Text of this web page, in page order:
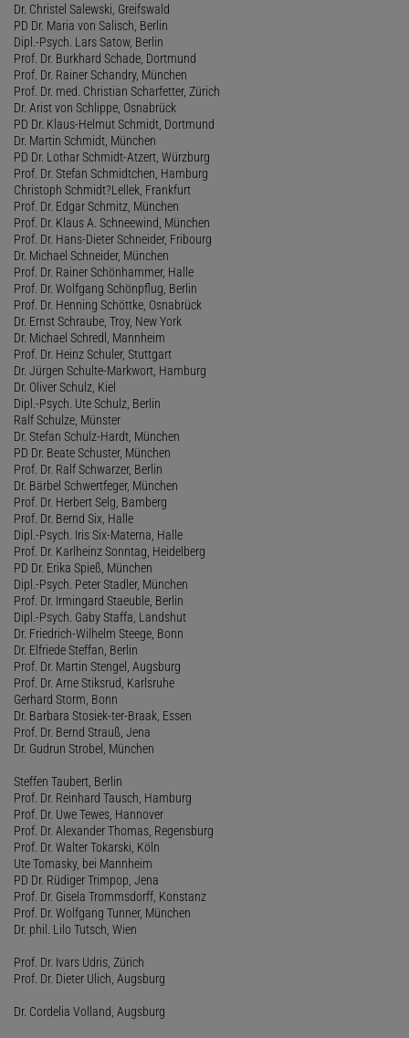
Dr. Christel Salewski, Greifswald
PD Dr. Maria von Salisch, Berlin
Dipl.-Psych. Lars Satow, Berlin
Prof. Dr. Burkhard Schade, Dortmund
Prof. Dr. Rainer Schandry, München
Prof. Dr. med. Christian Scharfetter, Zürich
Dr. Arist von Schlippe, Osnabrück
PD Dr. Klaus-Helmut Schmidt, Dortmund
Dr. Martin Schmidt, München
PD Dr. Lothar Schmidt-Atzert, Würzburg
Prof. Dr. Stefan Schmidtchen, Hamburg
Christoph Schmidt?Lellek, Frankfurt
Prof. Dr. Edgar Schmitz, München
Prof. Dr. Klaus A. Schneewind, München
Prof. Dr. Hans-Dieter Schneider, Fribourg
Dr. Michael Schneider, München
Prof. Dr. Rainer Schönhammer, Halle
Prof. Dr. Wolfgang Schönpflug, Berlin
Prof. Dr. Henning Schöttke, Osnabrück
Dr. Ernst Schraube, Troy, New York
Dr. Michael Schredl, Mannheim
Prof. Dr. Heinz Schuler, Stuttgart
Dr. Jürgen Schulte-Markwort, Hamburg
Dr. Oliver Schulz, Kiel
Dipl.-Psych. Ute Schulz, Berlin
Ralf Schulze, Münster
Dr. Stefan Schulz-Hardt, München
PD Dr. Beate Schuster, München
Prof. Dr. Ralf Schwarzer, Berlin
Dr. Bärbel Schwertfeger, München
Prof. Dr. Herbert Selg, Bamberg
Prof. Dr. Bernd Six, Halle
Dipl.-Psych. Iris Six-Materna, Halle
Prof. Dr. Karlheinz Sonntag, Heidelberg
PD Dr. Erika Spieß, München
Dipl.-Psych. Peter Stadler, München
Prof. Dr. Irmingard Staeuble, Berlin
Dipl.-Psych. Gaby Staffa, Landshut
Dr. Friedrich-Wilhelm Steege, Bonn
Dr. Elfriede Steffan, Berlin
Prof. Dr. Martin Stengel, Augsburg
Prof. Dr. Arne Stiksrud, Karlsruhe
Gerhard Storm, Bonn
Dr. Barbara Stosiek-ter-Braak, Essen
Prof. Dr. Bernd Strauß, Jena
Dr. Gudrun Strobel, München
Steffen Taubert, Berlin
Prof. Dr. Reinhard Tausch, Hamburg
Prof. Dr. Uwe Tewes, Hannover
Prof. Dr. Alexander Thomas, Regensburg
Prof. Dr. Walter Tokarski, Köln
Ute Tomasky, bei Mannheim
PD Dr. Rüdiger Trimpop, Jena
Prof. Dr. Gisela Trommsdorff, Konstanz
Prof. Dr. Wolfgang Tunner, München
Dr. phil. Lilo Tutsch, Wien
Prof. Dr. Ivars Udris, Zürich
Prof. Dr. Dieter Ulich, Augsburg
Dr. Cordelia Volland, Augsburg